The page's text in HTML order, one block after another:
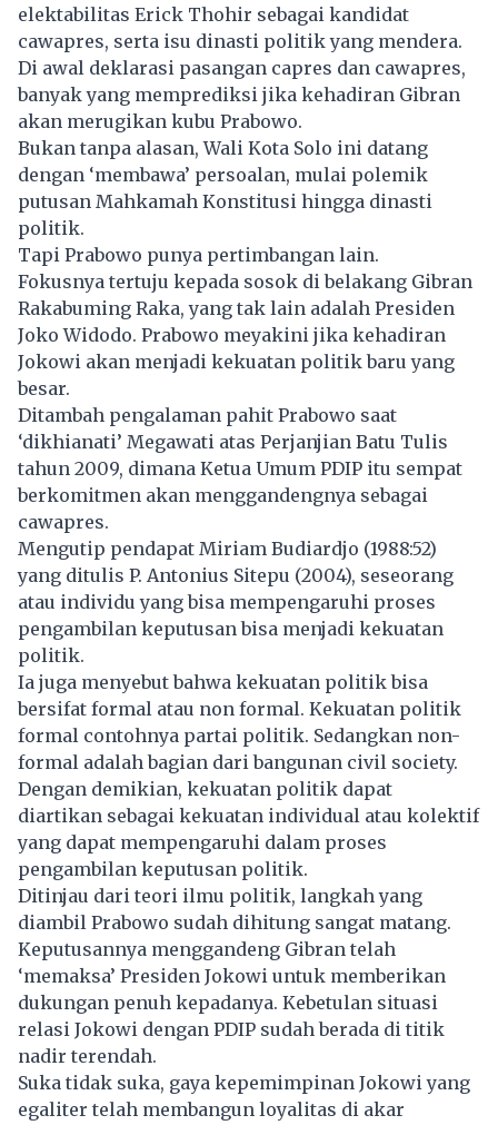
elektabilitas Erick Thohir sebagai kandidat
cawapres, serta isu dinasti politik yang mendera.
Di awal deklarasi pasangan capres dan cawapres,
banyak yang memprediksi jika kehadiran Gibran
akan merugikan kubu Prabowo.
Bukan tanpa alasan, Wali Kota Solo ini datang
dengan ‘membawa’ persoalan, mulai polemik
putusan Mahkamah Konstitusi hingga dinasti
politik.
Tapi Prabowo punya pertimbangan lain.
Fokusnya tertuju kepada sosok di belakang Gibran
Rakabuming Raka, yang tak lain adalah Presiden
Joko Widodo. Prabowo meyakini jika kehadiran
Jokowi akan menjadi kekuatan politik baru yang
besar.
Ditambah pengalaman pahit Prabowo saat
‘dikhianati’ Megawati atas Perjanjian Batu Tulis
tahun 2009, dimana Ketua Umum PDIP itu sempat
berkomitmen akan menggandengnya sebagai
cawapres.
Mengutip pendapat Miriam Budiardjo (1988:52)
yang ditulis P. Antonius Sitepu (2004), seseorang
atau individu yang bisa mempengaruhi proses
pengambilan keputusan bisa menjadi kekuatan
politik.
Ia juga menyebut bahwa kekuatan politik bisa
bersifat formal atau non formal. Kekuatan politik
formal contohnya partai politik. Sedangkan non-
formal adalah bagian dari bangunan civil society.
Dengan demikian, kekuatan politik dapat
diartikan sebagai kekuatan individual atau kolektif
yang dapat mempengaruhi dalam proses
pengambilan keputusan politik.
Ditinjau dari teori ilmu politik, langkah yang
diambil Prabowo sudah dihitung sangat matang.
Keputusannya menggandeng Gibran telah
‘memaksa’ Presiden Jokowi untuk memberikan
dukungan penuh kepadanya. Kebetulan situasi
relasi Jokowi dengan PDIP sudah berada di titik
nadir terendah.
Suka tidak suka, gaya kepemimpinan Jokowi yang
egaliter telah membangun loyalitas di akar